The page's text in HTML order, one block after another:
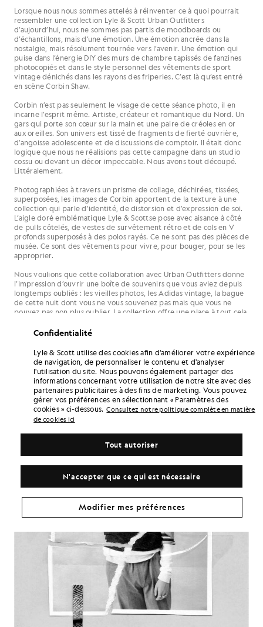
Lorsque nous nous sommes attelés à réinventer ce à quoi pourrait
ressembler une collection Lyle & Scott Urban Outfitters
d’aujourd’hui, nous ne sommes pas partis de moodboards ou
d’échantillons, mais d’une émotion. Une émotion ancrée dans la
nostalgie, mais résolument tournée vers l’avenir. Une émotion qui
puise dans l’énergie DIY des murs de chambre tapissés de fanzines
photocopiés et dans le style personnel des vêtements de sport
vintage dénichés dans les rayons des friperies. C’est là qu’est entré
en scène Corbin Shaw.
Corbin n’est pas seulement le visage de cette séance photo, il en
incarne l’esprit même. Artiste, créateur et romantique du Nord. Un
gars qui porte son cœur sur la main et une paire de créoles en or
aux oreilles. Son univers est tissé de fragments de fierté ouvrière,
d’angoisse adolescente et de discussions de comptoir. Il était donc
logique que nous ne réalisions pas cette campagne dans un studio
cossu ou devant un décor impeccable. Nous avons tout découpé.
Littéralement.
Photographiées à travers un prisme de collage, déchirées, tissées,
superposées, les images de Corbin apportent de la texture à une
collection qui parle d’identité, de distorsion et d’expression de soi.
L’aigle doré emblématique Lyle & Scottse pose avec aisance à côté
de pulls côtelés, de vestes de survêtement rétro et de cols en V
profonds superposés à des polos rayés. Ce ne sont pas des pièces de
musée. Ce sont des vêtements pour vivre, pour bouger, pour se les
approprier.
Nous voulions que cette collaboration avec Urban Outfitters donne
l’impression d’ouvrir une boîte de souvenirs que vous aviez depuis
longtemps oubliés : les vieilles photos, les Adidas vintage, la bague
de cette nuit dont vous ne vous souvenez pas mais que vous ne
pouvez pas non plus oublier. La collection offre une place à tout cela.
décontracté. Comme un uniforme scolaire usé et réinventé selon
Confidentialité
Lyle & Scott utilise des cookies afin d'améliorer votre expérience
de navigation, de personnaliser le contenu et d'analyser
l'utilisation du site. Nous pouvons également partager des
informations concernant votre utilisation de notre site avec des
partenaires publicitaires à des fins de marketing. Vous pouvez
gérer vos préférences en sélectionnant « Paramètres des
cookies » ci-dessous. Consultez notre politique complète en matière
de cookies ici
N'accepter que ce qui est nécessaire
Tout autoriser
Modifier mes préférences